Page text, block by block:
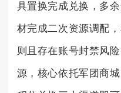
具置换完成兑换，多
材完成二次资源调配
则且存在账号封禁风
源，核心依托军团商